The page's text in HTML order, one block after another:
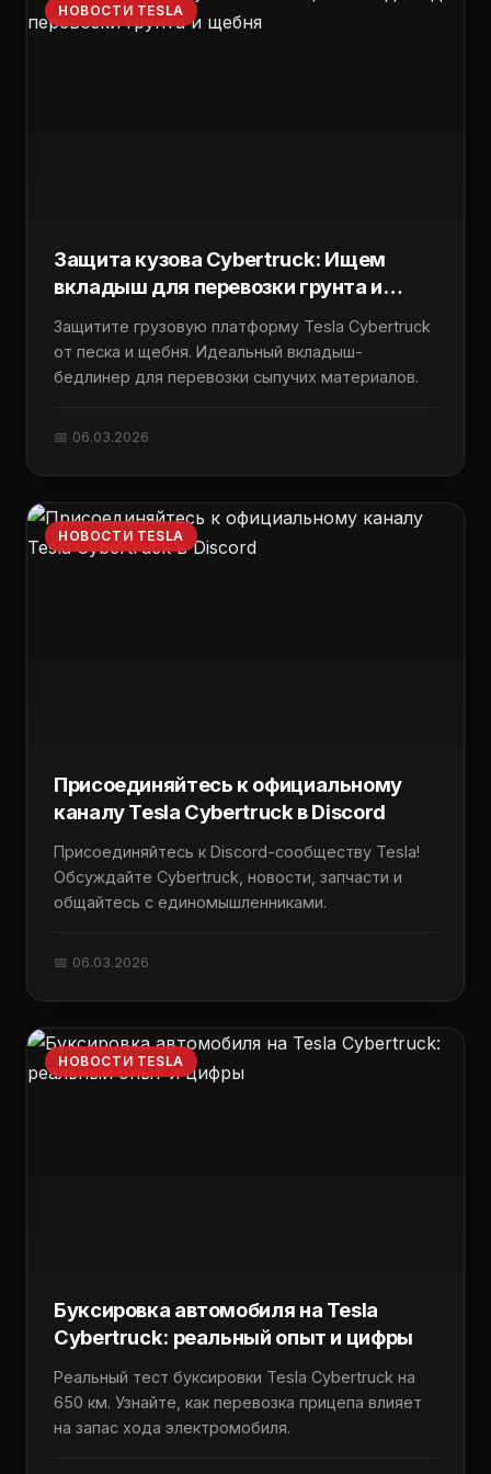
НОВОСТИ TESLA
Защита кузова Cybertruck: Ищем
вкладыш для перевозки грунта и
Защитите грузовую платформу Tesla Cybertruck
от песка и щебня. Идеальный вкладыш-
бедлинер для перевозки сыпучих материалов.
📅 06.03.2026
НОВОСТИ TESLA
Присоединяйтесь к официальному
каналу Tesla Cybertruck в Discord
Присоединяйтесь к Discord-сообществу Tesla!
Обсуждайте Cybertruck, новости, запчасти и
общайтесь с единомышленниками.
📅 06.03.2026
НОВОСТИ TESLA
Буксировка автомобиля на Tesla
Cybertruck: реальный опыт и цифры
Реальный тест буксировки Tesla Cybertruck на
650 км. Узнайте, как перевозка прицепа влияет
на запас хода электромобиля.